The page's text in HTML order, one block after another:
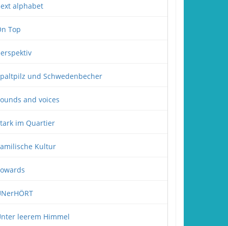
alphabet
Top
und Schwedenbecher
and voices
im Quartier
Kultur
leerem Himmel